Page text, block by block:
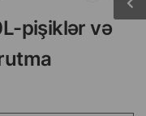
pişiklər və